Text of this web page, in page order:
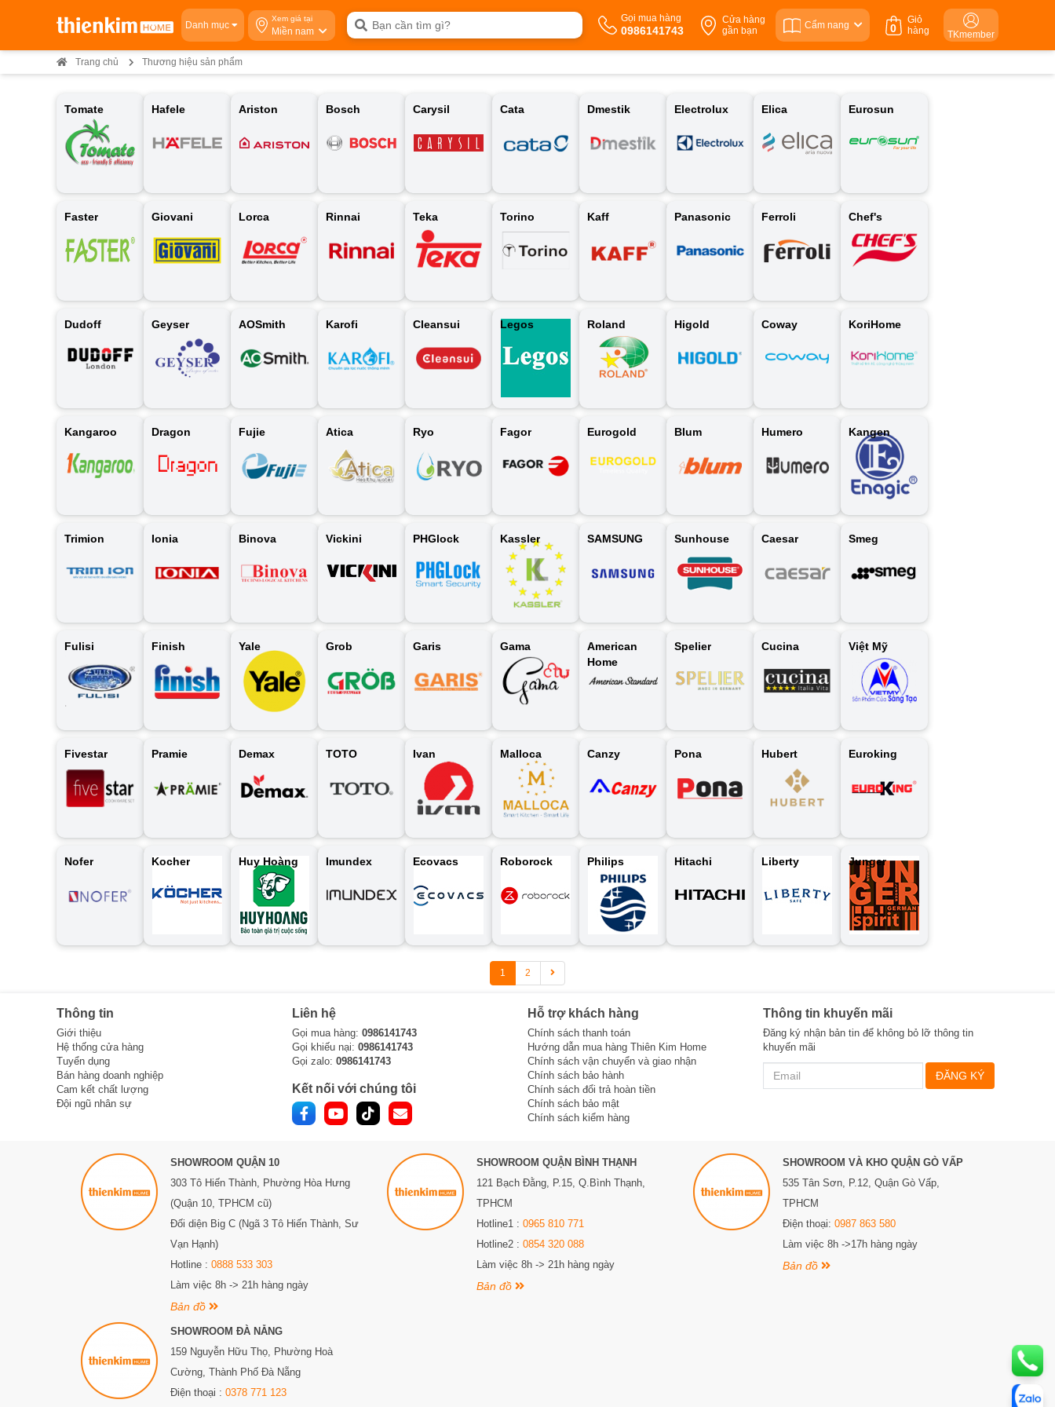
Danh mục
Xem giá tại
Miền nam
Gọi mua hàng
0986141743
Cửa hàng
gần bạn
Cẩm nang
Giỏ
hàng
0 TKmember
Trang chủ Thương hiệu sản phẩm
Tomate Hafele Ariston Bosch Carysil Cata Dmestik Electrolux Elica Eurosun
Faster Giovani Lorca Rinnai Teka Torino Kaff Panasonic Ferroli Chef's
Dudoff Geyser AOSmith Karofi Cleansui Legos Roland Higold Coway KoriHome
Kangaroo Dragon Fujie Atica Ryo Fagor Eurogold Blum Humero Kangen
Trimion Ionia Binova Vickini PHGlock Kassler SAMSUNG Sunhouse Caesar Smeg
Fulisi Finish Yale Grob Garis Gama
American
Home
Spelier Cucina Việt Mỹ
Fivestar Pramie Demax TOTO Ivan Malloca Canzy Pona Hubert Euroking
Nofer Kocher Huy Hoàng Imundex Ecovacs Roborock Philips Hitachi Liberty Junger
1 2
Thông tin
Giới thiệu
Hệ thống cửa hàng
Tuyển dụng
Bán hàng doanh nghiệp
Cam kết chất lượng
Đội ngũ nhân sự
Liên hệ
Gọi mua hàng: 0986141743
Gọi khiếu nại: 0986141743
Gọi zalo: 0986141743
Kết nối với chúng tôi
Hỗ trợ khách hàng
Chính sách thanh toán
Hướng dẫn mua hàng Thiên Kim Home
Chính sách vận chuyển và giao nhận
Chính sách bảo hành
Chính sách đổi trả hoàn tiền
Chính sách bảo mật
Chính sách kiểm hàng
Thông tin khuyến mãi
Đăng ký nhận bản tin để không bỏ lỡ thông tin
khuyến mãi
ĐĂNG KÝ
SHOWROOM QUẬN 10
303 Tô Hiến Thành,
Phường Hòa Hưng
(Quận 10, TPHCM cũ)
Đối diện Big C (Ngã 3 Tô Hiến Thành, Sư
Vạn Hạnh)
Hotline : 0888 533 303
Làm việc 8h -> 21h hàng ngày
Bản đồ
SHOWROOM QUẬN BÌNH THẠNH
121 Bạch Đằng, P.15, Q.Bình Thạnh,
TPHCM
Hotline1 : 0965 810 771
Hotline2 : 0854 320 088
Làm việc 8h -> 21h hàng ngày
Bản đồ
SHOWROOM VÀ KHO QUẬN GÒ VẤP
535 Tân Sơn, P.12, Quận Gò Vấp,
TPHCM
Điện thoại: 0987 863 580
Làm việc 8h ->17h hàng ngày
Bản đồ
SHOWROOM ĐÀ NẴNG
159 Nguyễn Hữu Thọ, Phường Hoà
Cường, Thành Phố Đà Nẵng
Điện thoại : 0378 771 123